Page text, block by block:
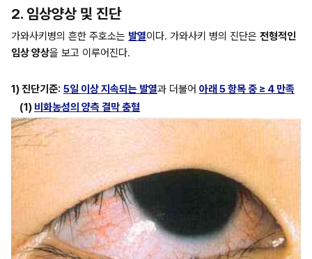
2. 임상양상 및 진단
가와사키병의 흔한 주호소는 발열이다. 가와사키 병의 진단은 전형적인
임상 양상을 보고 이루어진다.
1) 진단기준: 5일 이상 지속되는 발열과 더불어 아래 5 항목 중 ≥ 4 만족
(1) 비화농성의 양측 결막 충혈